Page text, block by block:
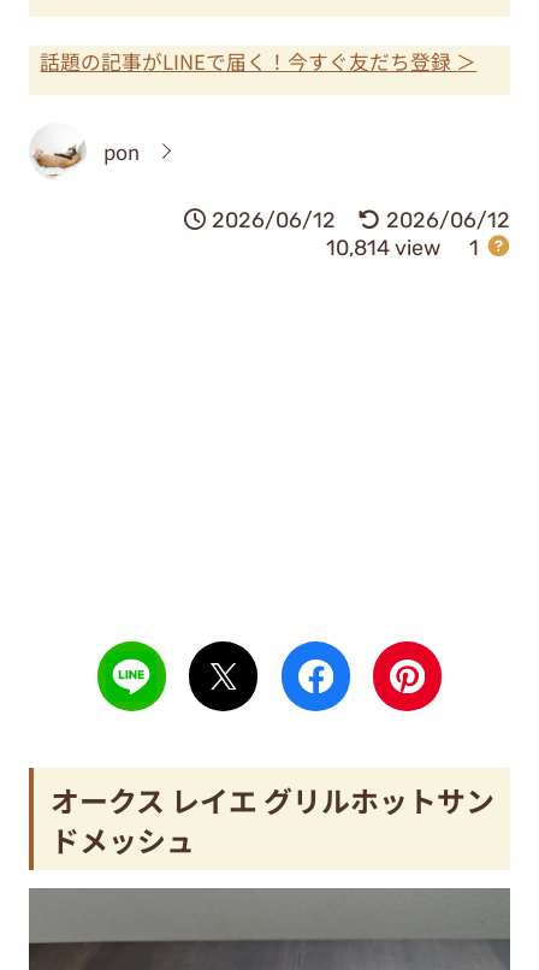
話題の記事がLINEで届く！今すぐ友だち登録 ＞
pon
2026/06/12
2026/06/12
10,814 view
1
オークス レイエ グリルホットサン
ドメッシュ